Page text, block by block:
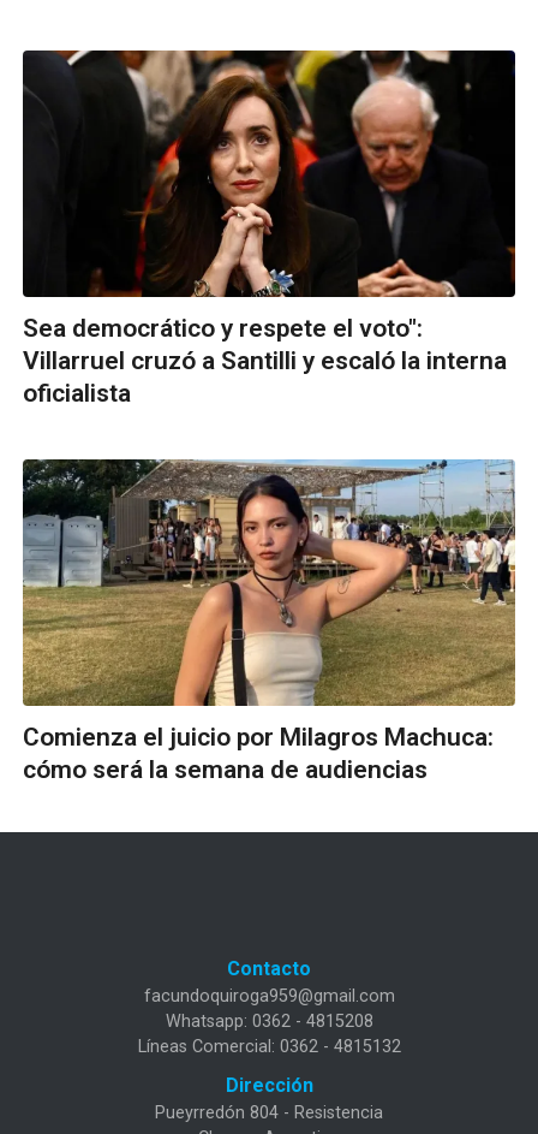
Sea democrático y respete el voto":
Villarruel cruzó a Santilli y escaló la interna
oficialista
Comienza el juicio por Milagros Machuca:
cómo será la semana de audiencias
Contacto
facundoquiroga959@gmail.com
Whatsapp: 0362 - 4815208
Líneas Comercial: 0362 - 4815132
Dirección
Pueyrredón 804 - Resistencia